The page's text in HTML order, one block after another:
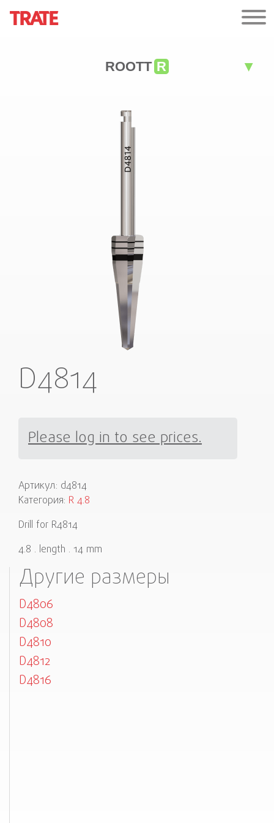
ROOTT R
D4814
Please log in to see prices.
Артикул: d4814
Категория: R 4.8
Drill for R4814
4.8 . length . 14 mm
Другие размеры
D4806
D4808
D4810
D4812
D4816